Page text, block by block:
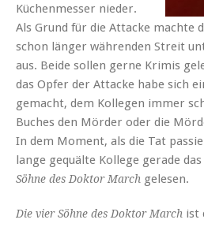
Küchenmesser nieder.
Als Grund für die Attacke machte
schon länger währenden Streit
aus. Beide sollen gerne Krimis
das Opfer der Attacke habe sich
gemacht, dem Kollegen immer
Buches den Mörder oder die
In dem Moment, als die Tat
lange gequälte Kollege gerade das
Söhne des Doktor March gelesen.
Die vier Söhne des Doktor March ist